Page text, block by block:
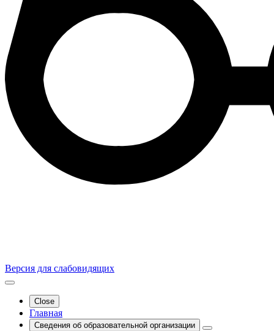
Версия для слабовидящих
Close
Главная
Сведения об образовательной организации